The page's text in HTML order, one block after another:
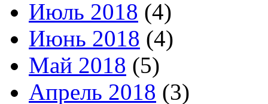
Июль 2018 (4)
Июнь 2018 (4)
Май 2018 (5)
Апрель 2018 (3)